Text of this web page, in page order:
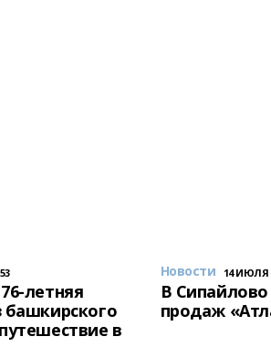
летняя
башкирского
в
Новости 14 ИЮЛЯ
В
продаж